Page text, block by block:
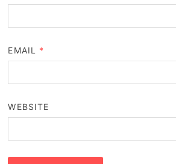
EMAIL *
WEBSITE